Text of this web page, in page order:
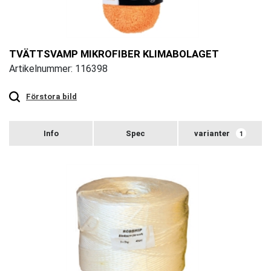
TVÄTTSVAMP MIKROFIBER KLIMABOLAGET
Artikelnummer: 116398
Förstora bild
zoom
varianter 1